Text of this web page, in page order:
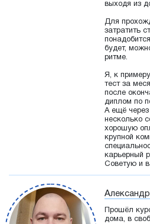
выходя из
Для
затратить
будет,
ритме.
Я, к
тест за
после
диплом по
А ещё через
несколько
хорошую
крупной
карьерный
Советую и
Прошёл
дома, в